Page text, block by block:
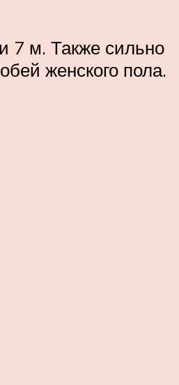
7 м. Также сильно
женского пола.